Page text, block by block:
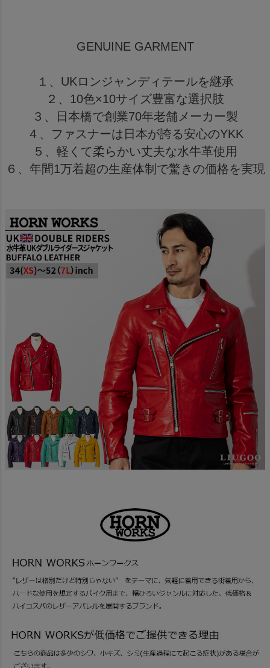
GENUINE GARMENT
１、UKロンジャンディテールを継承
２、10色×10サイズ豊富な選択肢
３、日本橋で創業70年老舗メーカー製
４、ファスナーは日本が誇る安心のYKK
５、軽くて柔らかい丈夫な水牛革使用
６、年間1万着超の生産体制で驚きの価格を実現